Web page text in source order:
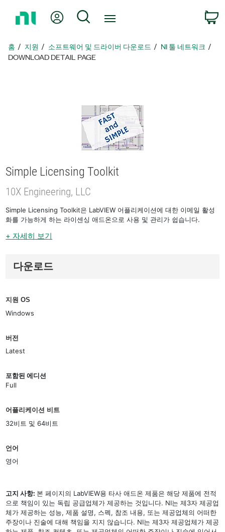
지
로
내 계정 검색
홈 지원 소프트웨어 및 드라이버 다운로드
NI 툴 네트워크
DOWNLOAD DETAIL PAGE
Simple Licensing Toolkit
10X Engineering, LLC
Simple Licensing Toolkit은 LabVIEW 어플리케이션에 대한 이메일 활성
화를 가능하게 하는 라이센싱 애드온으로 사용 및 관리가 쉽습니다.
+ 자세히 보기
다운로드
지원 OS
Windows
버전
Latest
포함된 에디션
Full
어플리케이션 비트
32비트 및 64비트
언어
영어
고지 사항: 본 페이지의 LabVIEW용 타사 애드온 제품은 해당 제품에 전적
으로 책임이 있는 독립 공급업체가 제공하는 것입니다. NI는 제3자 제공업
체가 제공하는 성능, 제품 설명, 스펙, 참조 내용, 또는 제공업체의 어떠한
주장이나 진술에 대해 책임을 지지 않습니다. NI는 제3자 제공업체가 제공